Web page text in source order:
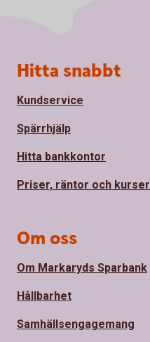
Sidfot
Hitta snabbt
Kundservice
Spärrhjälp
Hitta bankkontor
Priser, räntor och kurser
Om oss
Om Markaryds Sparbank
Hållbarhet
Samhällsengagemang